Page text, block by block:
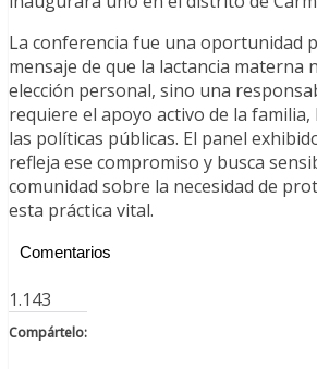
La conferencia fue una oportunidad
mensaje de que la lactancia materna
elección personal, sino una
requiere el apoyo activo de la
las políticas públicas. El panel
refleja ese compromiso y busca
comunidad sobre la necesidad de
esta práctica vital.
Comentarios
1.143
Compártelo: